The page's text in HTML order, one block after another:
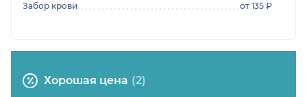
Забор крови
от 135 ₽
Хорошая цена (2)